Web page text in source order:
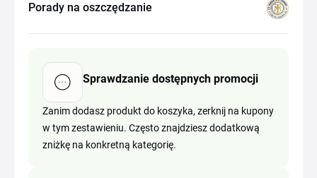
Porady na oszczędzanie
Sprawdzanie dostępnych promocji
Zanim dodasz produkt do koszyka, zerknij na kupony
w tym zestawieniu. Często znajdziesz dodatkową
zniżkę na konkretną kategorię.